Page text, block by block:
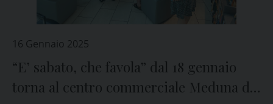
16 Gennaio 2025
“E’ sabato, che favola” dal 18 gennaio
torna al centro commerciale Meduna di